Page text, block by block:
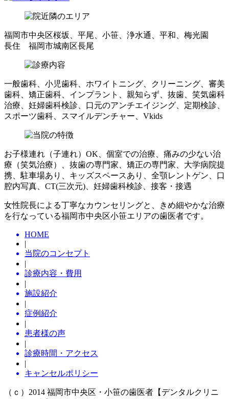
福岡市中央区桜坂、平尾、小笹、浄水通、平和、梅光園
長住 福岡市城南区長尾
一般歯科、小児歯科、ホワイトニング、クリーニング、審美
歯科、矯正歯科、インプラント、親知らず、抜歯、笑気歯科
治療、妊婦歯科検診、口元のアンチエイジング、定期検診、
スポーツ歯科、スマイルデンチャー、Vkids
お子様連れ（子連れ）OK、個室での治療、痛みの少ない治
療（笑気治療）、抜歯の専門家、矯正の専門家、大学病院提
携、駐車場あり、キッズスペースあり、全顎レントゲン、口
腔内写真、CT(三次元)、妊婦歯科検診、接客・接遇
女性院長による丁寧なカウンセリングと、きめ細やかな治療
を行なっている福岡市中央区小笹エリアの歯医者です。
HOME
|
当院のコンセプト
|
診療内容・費用
|
施設紹介
|
症例紹介
|
患者様の声
|
診療時間・アクセス
|
キャンセルポリシー
（ｃ）2014 福岡市中央区・小笹の歯医者【デンタルクリニ